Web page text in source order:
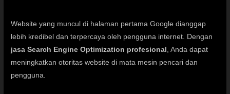
Website yang muncul di halaman pertama Google dianggap
lebih kredibel dan terpercaya oleh pengguna internet. Dengan
jasa Search Engine Optimization profesional , Anda dapat
meningkatkan otoritas website di mata mesin pencari dan
pengguna.